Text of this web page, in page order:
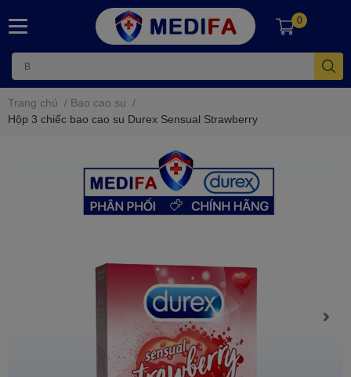
0
Trang chủ / Bao cao su /
Hộp 3 chiếc bao cao su Durex Sensual Strawberry